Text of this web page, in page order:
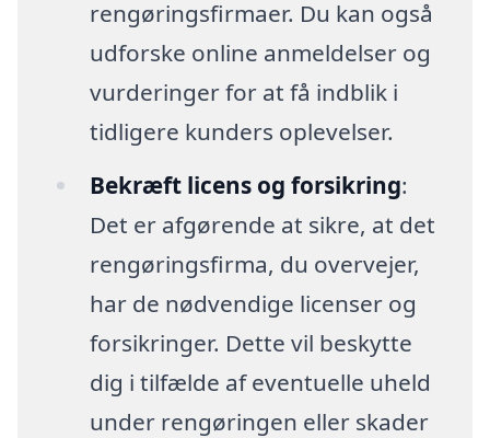
rengøringsfirmaer. Du kan også
udforske online anmeldelser og
vurderinger for at få indblik i
tidligere kunders oplevelser.
Bekræft licens og forsikring:
Det er afgørende at sikre, at det
rengøringsfirma, du overvejer,
har de nødvendige licenser og
forsikringer. Dette vil beskytte
dig i tilfælde af eventuelle uheld
under rengøringen eller skader